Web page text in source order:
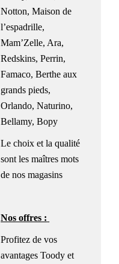
Notton, Maison de
l’espadrille,
Mam’Zelle, Ara,
Redskins, Perrin,
Famaco, Berthe aux
grands pieds,
Orlando, Naturino,
Bellamy, Bopy
Le choix et la qualité
sont les maîtres mots
de nos magasins
Nos offres :
Profitez de vos
avantages Toody et